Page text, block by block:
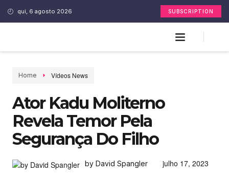
qui, 6 agosto 2026 SUBSCRIPTION
Home Vídeos News
Ator Kadu Moliterno
Revela Temor Pela
Segurança Do Filho
by David Spangler julho 17, 2023